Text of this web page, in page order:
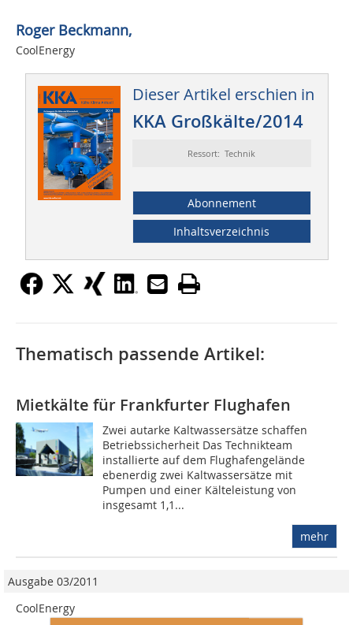
Roger Beckmann,
CoolEnergy
Dieser Artikel erschien in
KKA Großkälte/2014
Ressort: Technik
Abonnement
Inhaltsverzeichnis
Thematisch passende Artikel:
Mietkälte für Frankfurter Flughafen
Zwei autarke Kaltwassersätze schaffen
Betriebssicherheit Das Technikteam
installierte auf dem Flughafengelände
ebenerdig zwei Kaltwassersätze mit
Pumpen und einer Kälteleistung von
insgesamt 1,1...
mehr
Ausgabe 03/2011
CoolEnergy